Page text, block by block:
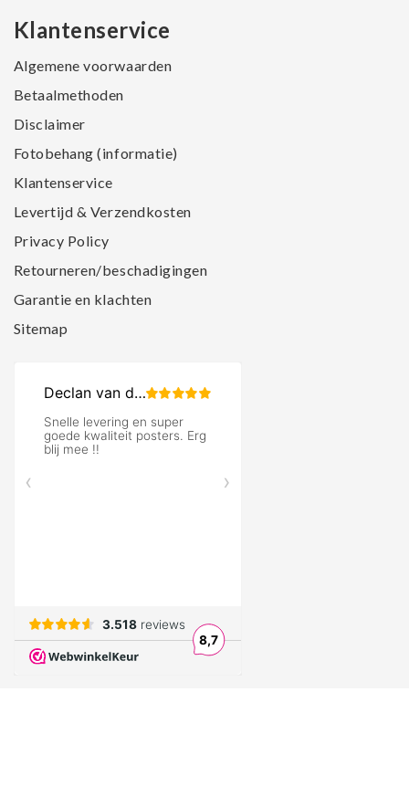
Klantenservice
Algemene voorwaarden
Betaalmethoden
Disclaimer
Fotobehang (informatie)
Klantenservice
Levertijd & Verzendkosten
Privacy Policy
Retourneren/beschadigingen
Garantie en klachten
Sitemap